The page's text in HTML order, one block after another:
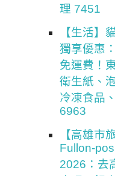
理 7451
【生活】
獨享優惠
免運費！
衛生紙、
冷凍食品
6963
【高雄市
Fullon-
2026：去